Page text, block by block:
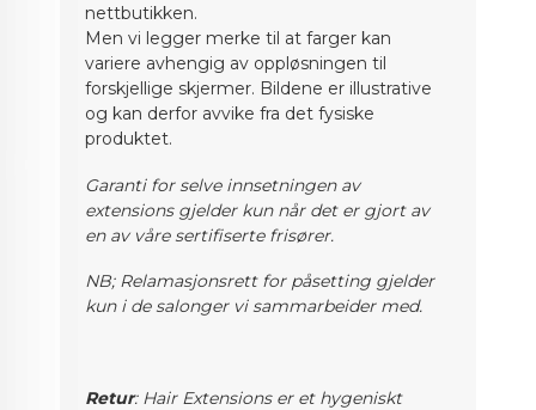
nettbutikken.
Men vi legger merke til at farger kan
variere avhengig av oppløsningen til
forskjellige skjermer. Bildene er illustrative
og kan derfor avvike fra det fysiske
produktet.
Garanti for selve innsetningen av
extensions gjelder kun når det er gjort av
en av våre sertifiserte frisører.
NB; Relamasjonsrett for påsetting gjelder
kun i de salonger vi sammarbeider med.
Retur: Hair Extensions er et hygeniskt